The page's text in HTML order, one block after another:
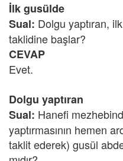
İlk gusülde
Sual: Dolgu yaptıran,
taklidine başlar?
CEVAP
Evet.
Dolgu yaptıran
Sual: Hanefi
yaptırmasının hemen
taklit ederek) gusül